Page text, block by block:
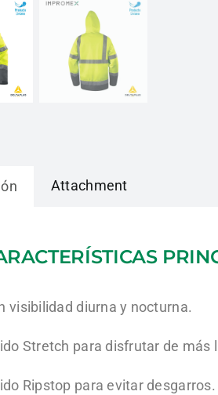
Attachment
visibilidad diurna y nocturna.
Stretch para disfrutar de más
Ripstop para evitar desgarros.